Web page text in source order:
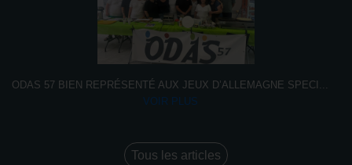
ODAS 57 BIEN REPRÉSENTÉ AUX JEUX D’ALLEMAGNE SPECI ...
VOIR PLUS
Tous les articles